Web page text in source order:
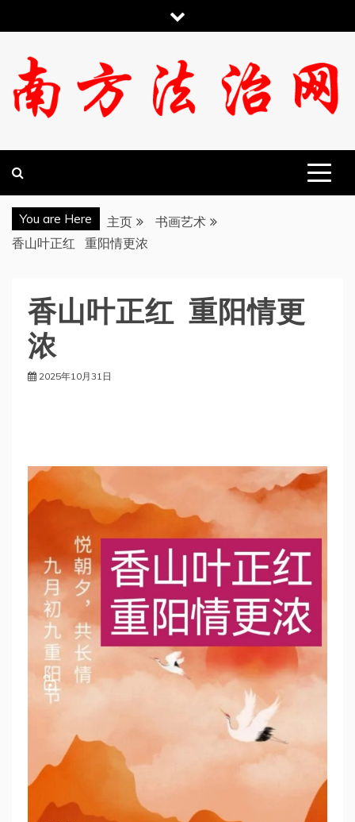
至
You are Here 主页
书画艺术
香山叶正红 重阳情更浓
香山叶正红 重阳情更
浓
2025年10月31日